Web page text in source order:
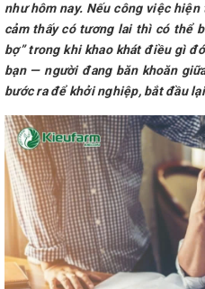
như hôm nay. Nếu công việc
cảm thấy có tương lai thì có thể
bợ” trong khi khao khát điều gì
bạn — người đang băn khoăn
bước ra để khởi nghiệp, bắt đầu